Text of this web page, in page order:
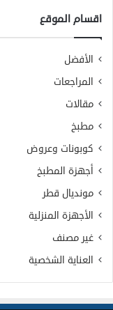
اقسام الموقع
الأفضل
المراجعات
مقالات
مطبخ
كوبونات وعروض
أجهزة المطبخ
مونديال قطر
الأجهزة المنزلية
غير مصنف
العناية الشخصية